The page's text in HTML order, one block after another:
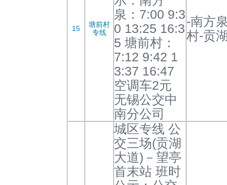
15
塘前村
专线
泉：7:00 9:3
0 13:25 16:3
5 塘前村：
7:12 9:42 1
3:37 16:47
空调车2元
无锡公交中
南分公司
-南方
村-贡
城区专线 公
交三场(贡湖
大道)－望亭
首末站 班时